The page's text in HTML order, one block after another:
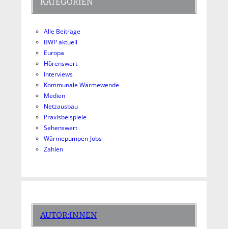
Alle Beiträge
BWP aktuell
Europa
Hörenswert
Interviews
Kommunale Wärmewende
Medien
Netzausbau
Praxisbeispiele
Sehenswert
Wärmepumpen-Jobs
Zahlen
AUTOR:INNEN